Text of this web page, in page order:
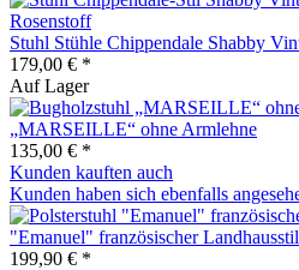
Stuhl Stühle Chippendale Shabby
179,00 € *
Auf Lager
„MARSEILLE“ ohne Armlehne
135,00 € *
Kunden kauften auch
Kunden haben sich ebenfalls
"Emanuel" französischer Landhausstil
199,90 € *